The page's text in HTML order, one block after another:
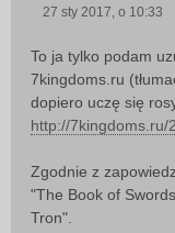
s
t
27 sty 2017, o 10:33
To ja tylko podam
7kingdoms.ru
dopiero uczę się
http://
Zgodnie z
"The Book of
Tron".